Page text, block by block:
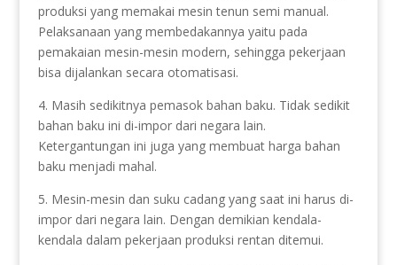
produksi yang memakai mesin tenun semi manual.
Pelaksanaan yang membedakannya yaitu pada
pemakaian mesin-mesin modern, sehingga pekerjaan
bisa dijalankan secara otomatisasi.
4. Masih sedikitnya pemasok bahan baku. Tidak sedikit
bahan baku ini di-impor dari negara lain.
Ketergantungan ini juga yang membuat harga bahan
baku menjadi mahal.
5. Mesin-mesin dan suku cadang yang saat ini harus di-
impor dari negara lain. Dengan demikian kendala-
kendala dalam pekerjaan produksi rentan ditemui.